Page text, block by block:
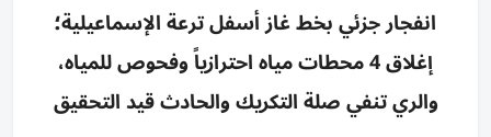
انفجار جزئي بخط غاز أسفل ترعة الإسماعيلية؛
إغلاق 4 محطات مياه احترازياً وفحوص للمياه،
والري تنفي صلة التكريك والحادث قيد التحقيق